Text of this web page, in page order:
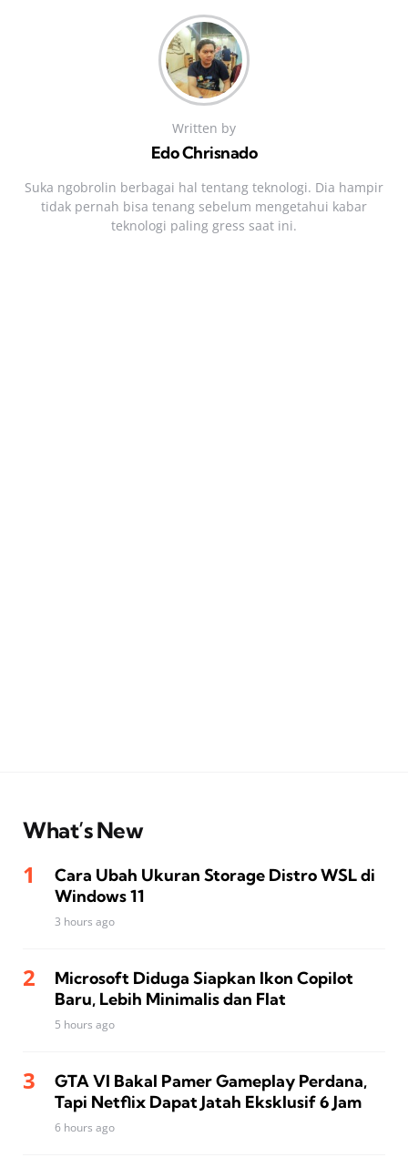
Written by
Edo Chrisnado
Suka ngobrolin berbagai hal tentang teknologi. Dia hampir
tidak pernah bisa tenang sebelum mengetahui kabar
teknologi paling gress saat ini.
What’s New
Cara Ubah Ukuran Storage Distro WSL di
Windows 11
3 hours ago
Microsoft Diduga Siapkan Ikon Copilot
Baru, Lebih Minimalis dan Flat
5 hours ago
GTA VI Bakal Pamer Gameplay Perdana,
Tapi Netflix Dapat Jatah Eksklusif 6 Jam
6 hours ago